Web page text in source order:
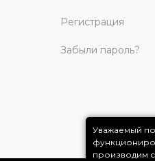
Регистрация
Забыли пароль?
Уважаемый
производим